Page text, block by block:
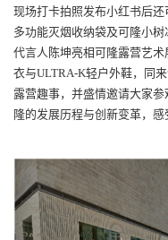
现场打卡拍照发布小红书后
多功能灭烟收纳袋及可隆小
代言人陈坤亮相可隆露营艺
衣与ULTRA-K轻户外鞋，同
露营趣事，并盛情邀请大家参
隆的发展历程与创新变革，